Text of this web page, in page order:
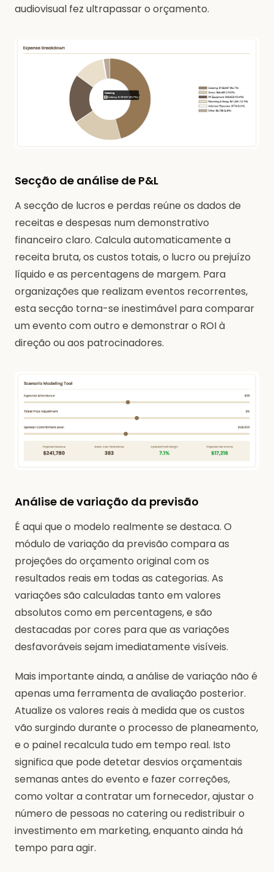
audiovisual fez ultrapassar o orçamento.
Secção de análise de P&L
A secção de lucros e perdas reúne os dados de
receitas e despesas num demonstrativo
financeiro claro. Calcula automaticamente a
receita bruta, os custos totais, o lucro ou prejuízo
líquido e as percentagens de margem. Para
organizações que realizam eventos recorrentes,
esta secção torna-se inestimável para comparar
um evento com outro e demonstrar o ROI à
direção ou aos patrocinadores.
Análise de variação da previsão
É aqui que o modelo realmente se destaca. O
módulo de variação da previsão compara as
projeções do orçamento original com os
resultados reais em todas as categorias. As
variações são calculadas tanto em valores
absolutos como em percentagens, e são
destacadas por cores para que as variações
desfavoráveis sejam imediatamente visíveis.
Mais importante ainda, a análise de variação não é
apenas uma ferramenta de avaliação posterior.
Atualize os valores reais à medida que os custos
vão surgindo durante o processo de planeamento,
e o painel recalcula tudo em tempo real. Isto
significa que pode detetar desvios orçamentais
semanas antes do evento e fazer correções,
como voltar a contratar um fornecedor, ajustar o
número de pessoas no catering ou redistribuir o
investimento em marketing, enquanto ainda há
tempo para agir.